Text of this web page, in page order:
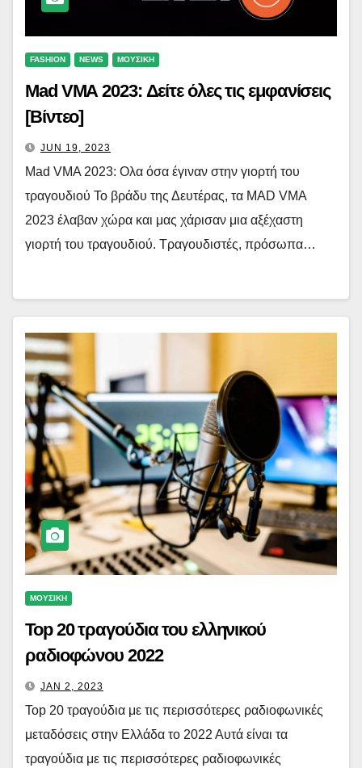
FASHION NEWS ΜΟΥΣΙΚΗ
Mad VMA 2023: Δείτε όλες τις εμφανίσεις
[Βίντεο]
JUN 19, 2023
Mad VMA 2023: Ολα όσα έγιναν στην γιορτή του
τραγουδιού Το βράδυ της Δευτέρας, τα MAD VMA
2023 έλαβαν χώρα και μας χάρισαν μια αξέχαστη
γιορτή του τραγουδιού. Τραγουδιστές, πρόσωπα…
ΜΟΥΣΙΚΗ
Top 20 τραγούδια του ελληνικού
ραδιοφώνου 2022
JAN 2, 2023
Top 20 τραγούδια με τις περισσότερες ραδιοφωνικές
μεταδόσεις στην Ελλάδα το 2022 Αυτά είναι τα
τραγούδια με τις περισσότερες ραδιοφωνικές